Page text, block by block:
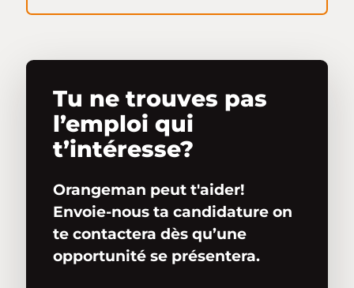
Tu ne trouves pas
l’emploi qui
t’intéresse?
Orangeman peut t'aider!
Envoie-nous ta candidature on
te contactera dès qu’une
opportunité se présentera.